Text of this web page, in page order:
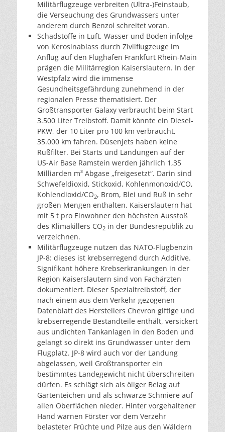
Militärflugzeuge verbreiten (Ultra-)Feinstaub,
die Verseuchung des Grundwassers unter
anderem durch Benzol schreitet voran.
Schadstoffe in Luft, Wasser und Boden infolge
von Kerosinablass durch Zivilflugzeuge im
Anflug auf den Flughafen Frankfurt Rhein-Main
prägen die Militärregion Kaiserslautern. In der
Westpfalz wird die immense
Gesundheitsgefährdung zunehmend in der
regionalen Presse thematisiert. Der
Großtransporter Galaxy verbraucht beim Start
3.500 Liter Treibstoff. Damit könnte ein Diesel-
PKW, der 10 Liter pro 100 km verbraucht,
35.000 km fahren. Düsenjets haben keine
Rußfilter. Bei Starts und Landungen auf der
US-Air Base Ramstein werden jährlich 1,35
Milliarden m³ Abgase „freigesetzt“. Darin sind
Schwefeldioxid, Stickoxid, Kohlenmonoxid/CO,
Kohlendioxid/CO2, Brom, Blei und Ruß in sehr
großen Mengen enthalten. Kaiserslautern hat
mit 5 t pro Einwohner den höchsten Ausstoß
des Klimakillers CO2 in der Bundesrepublik zu
verzeichnen.
Militärflugzeuge nutzen das NATO-Flugbenzin
JP-8: dieses ist krebserregend durch Additive.
Signifikant höhere Krebserkrankungen in der
Region Kaiserslautern sind von Fachärzten
dokumentiert. Dieser Spezialtreibstoff, der
nach einem aus dem Verkehr gezogenen
Datenblatt des Herstellers Chevron giftige und
krebserregende Bestandteile enthält, versickert
aus undichten Tankanlagen in den Boden und
gelangt so direkt ins Grundwasser unter dem
Flugplatz. JP-8 wird auch vor der Landung
abgelassen, weil Großtransporter ein
bestimmtes Landegewicht nicht überschreiten
dürfen. Es schlägt sich als öliger Belag auf
Gartenteichen und als schwarze Schmiere auf
allen Oberflächen nieder. Hinter vorgehaltener
Hand warnen Förster vor dem Verzehr
belasteter Früchte und Pilze aus den Wäldern